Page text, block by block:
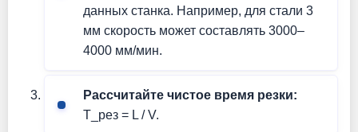
данных станка. Например, для стали 3
мм скорость может составлять 3000–
4000 мм/мин.
Рассчитайте чистое время резки:
T_рез = L / V.